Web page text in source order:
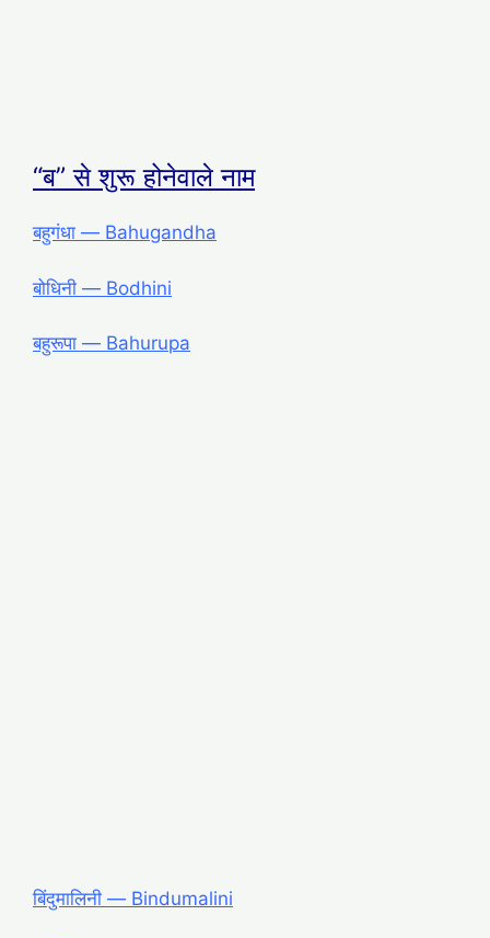
“ब” से शुरू होनेवाले नाम
बहुगंधा ― Bahugandha
बोधिनी ― Bodhini
बहुरूपा ― Bahurupa
बिंदुमालिनी ― Bindumalini